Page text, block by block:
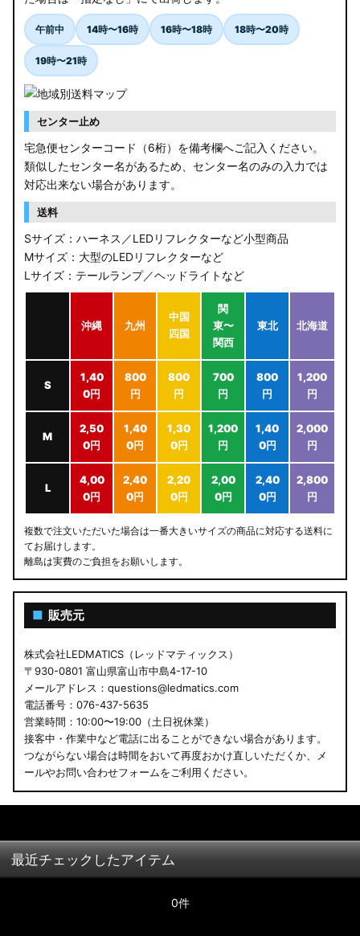
午前中 14時〜16時 16時〜18時 18時〜20時
19時〜21時
センター止め
宅急便センターコード（6桁）を備考欄へご記入ください。
類似したセンター名があるため、センター名のみの入力では
対応出来ない場合があります。
送料
Sサイズ：ハーネス／LEDリフレクターなど小型商品
Mサイズ：大型のLEDリフレクターなど
Lサイズ：テールランプ／ヘッドライトなど
沖縄 九州
中国
四国
関
東〜
関西
東北 北海道
S
1,40
0円
800
円
800
円
700
円
800
円
1,200
円
M
2,50
0円
1,40
0円
1,30
0円
1,200
円
1,40
0円
2,000
円
L
4,00
0円
2,40
0円
2,20
0円
2,00
0円
2,40
0円
2,800
円
複数で注文いただいた場合は一番大きいサイズの商品に対応する送料に
てお届けします。
離島は実費のご負担をお願いします。
■ 販売元
株式会社LEDMATICS（レッドマティックス）
〒930-0801 富山県富山市中島4-17-10
メールアドレス：questions@ledmatics.com
電話番号：076-437-5635
営業時間：10:00〜19:00（土日祝休業）
接客中・作業中など電話に出ることができない場合があります。
つながらない場合は時間をおいて再度おかけ直しいただくか、メ
ールやお問い合わせフォームをご利用ください。
最近チェックしたアイテム
0件